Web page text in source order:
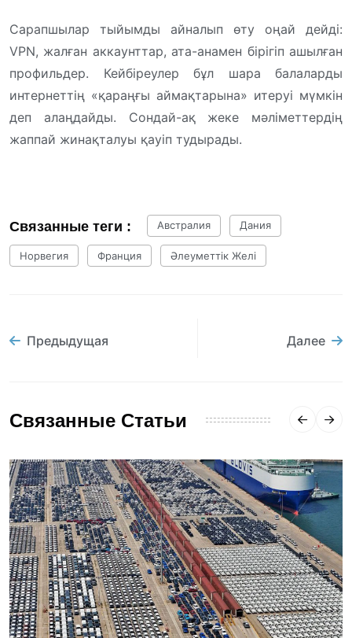
Сарапшылар тыйымды айналып өту оңай дейді:
VPN, жалған аккаунттар, ата-анамен бірігіп ашылған
профильдер. Кейбіреулер бұл шара балаларды
интернеттің «қараңғы аймақтарына» итеруі мүмкін
деп алаңдайды. Сондай-ақ жеке мәліметтердің
жаппай жинақталуы қауіп тудырады.
Связанные теги : Австралия Дания
Норвегия Франция Әлеуметтік Желі
Предыдущая Далее
Связанные Статьи